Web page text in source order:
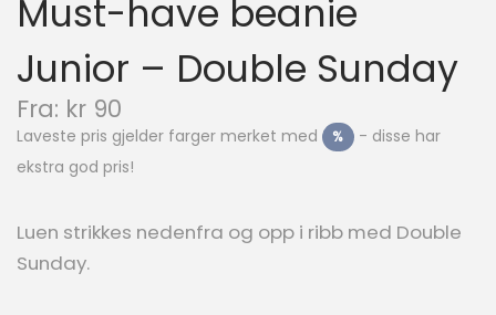
Must-have beanie
Junior – Double Sunday
Fra: kr 90
å
v
æ
e
n
Laveste pris gjelder farger merket med % - disse har
ekstra god pris!
Luen strikkes nedenfra og opp i ribb med Double
Sunday.